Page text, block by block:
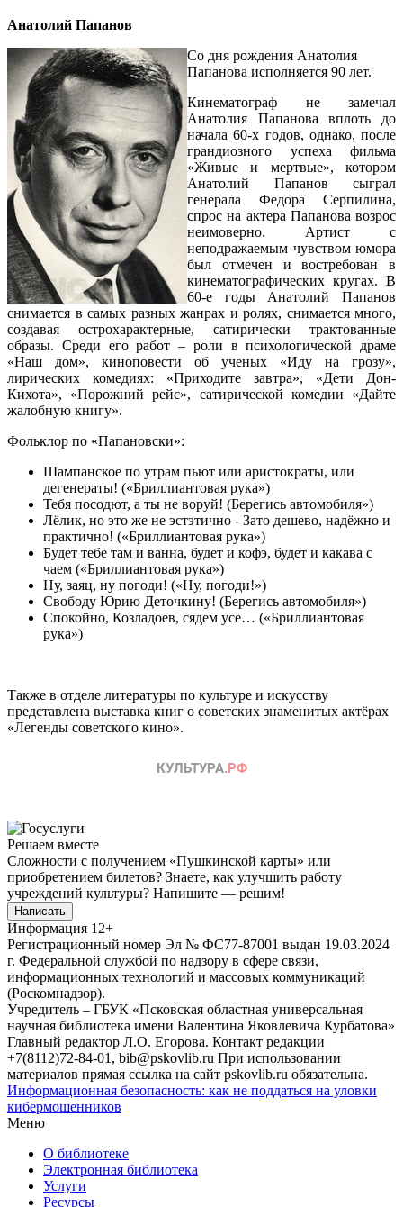
Анатолий Папанов
Со дня рождения Анатолия
Папанова исполняется 90 лет.
Кинематограф не замечал
Анатолия Папанова вплоть до
начала 60-х годов, однако, после
грандиозного успеха фильма
«Живые и мертвые», котором
Анатолий Папанов сыграл
генерала Федора Серпилина,
спрос на актера Папанова возрос
неимоверно. Артист с
неподражаемым чувством юмора
был отмечен и востребован в
кинематографических кругах. В
60-е годы Анатолий Папанов
снимается в самых разных жанрах и ролях, снимается много,
создавая острохарактерные, сатирически трактованные
образы. Среди его работ – роли в психологической драме
«Наш дом», киноповести об ученых «Иду на грозу»,
лирических комедиях: «Приходите завтра», «Дети Дон-
Кихота», «Порожний рейс», сатирической комедии «Дайте
жалобную книгу».
Фольклор по «Папановски»:
Шампанское по утрам пьют или аристократы, или
дегенераты! («Бриллиантовая рука»)
Тебя посодют, а ты не воруй! (Берегись автомобиля»)
Лёлик, но это же не эстэтично - Зато дешево, надёжно и
практично! («Бриллиантовая рука»)
Будет тебе там и ванна, будет и кофэ, будет и какава с
чаем («Бриллиантовая рука»)
Ну, заяц, ну погоди! («Ну, погоди!»)
Свободу Юрию Деточкину! (Берегись автомобиля»)
Спокойно, Козладоев, сядем усе… («Бриллиантовая
рука»)
Также в отделе литературы по культуре и искусству
представлена выставка книг о советских знаменитых актёрах
«Легенды советского кино».
Решаем вместе
Сложности с получением «Пушкинской карты» или
приобретением билетов? Знаете, как улучшить работу
учреждений культуры? Напишите — решим!
Написать
Информация 12+
Регистрационный номер Эл № ФС77-87001 выдан 19.03.2024
г. Федеральной службой по надзору в сфере связи,
информационных технологий и массовых коммуникаций
(Роскомнадзор).
Учредитель – ГБУК «Псковская областная универсальная
научная библиотека имени Валентина Яковлевича Курбатова»
Главный редактор Л.О. Егорова. Контакт редакции
+7(8112)72-84-01, bib@pskovlib.ru При использовании
материалов прямая ссылка на сайт pskovlib.ru обязательна.
Информационная безопасность: как не поддаться на уловки
кибермошенников
Меню
О библиотеке
Электронная библиотека
Услуги
Ресурсы